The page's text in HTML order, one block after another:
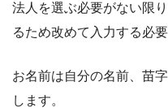
法人を選ぶ必要がない限
るため改めて入力する必
お名前は自分の名前、苗
します。